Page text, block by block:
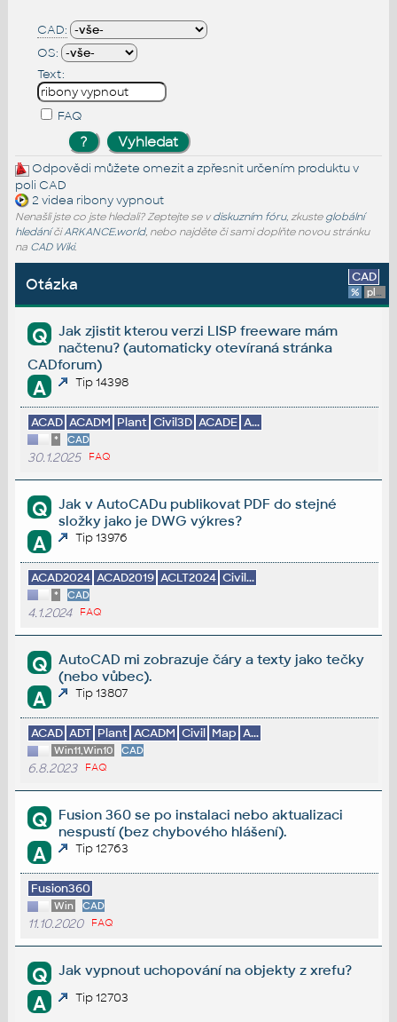
CAD:
OS:
Text:
FAQ
Odpovědi můžete omezit a zpřesnit určením produktu v
poli CAD
2 videa ribony vypnout
Nenašli jste co jste hledali? Zeptejte se v diskuzním fóru, zkuste globální
hledáníčiARKANCE.world, nebo najděte či sami doplňte novou stránku
na CAD Wiki.
Otázka CAD
% platforma
Q
Jak zjistit kterou verzi LISP freeware mám
načtenu? (automaticky otevíraná stránka
CADforum)
A Tip 14398
ACAD ACADM Plant Civil3D ACADE A...
* CAD
30.1.2025 FAQ
Q
Jak v AutoCADu publikovat PDF do stejné
složky jako je DWG výkres?
A Tip 13976
ACAD2024 ACAD2019 ACLT2024 Civil...
* CAD
4.1.2024 FAQ
Q
AutoCAD mi zobrazuje čáry a texty jako tečky
(nebo vůbec).
A Tip 13807
ACAD ADT Plant ACADM Civil Map A...
Win11,Win10 CAD
6.8.2023 FAQ
Q
Fusion 360 se po instalaci nebo aktualizaci
nespustí (bez chybového hlášení).
A Tip 12763
Fusion360
Win CAD
11.10.2020 FAQ
Q Jak vypnout uchopování na objekty z xrefu?
A Tip 12703